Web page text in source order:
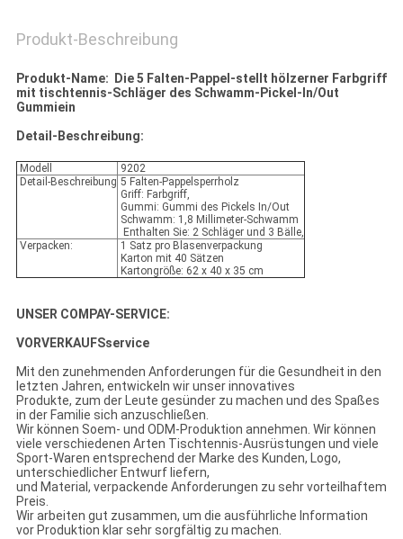
Produkt-Beschreibung
Produkt-Name: Die 5 Falten-Pappel-stellt hölzerner Farbgriff
mit tischtennis-Schläger des Schwamm-Pickel-In/Out
Gummiein
Detail-Beschreibung:
Modell
9202
Detail-Beschreibung 5 Falten-Pappelsperrholz
Griff: Farbgriff,
Gummi: Gummi des Pickels In/Out
Schwamm: 1,8 Millimeter-Schwamm
Enthalten Sie: 2 Schläger und 3 Bälle,
Verpacken:
1 Satz pro Blasenverpackung
Karton mit 40 Sätzen
Kartongröße: 62 x 40 x 35 cm
UNSER COMPAY-SERVICE:
VORVERKAUFSservice
Mit den zunehmenden Anforderungen für die Gesundheit in den
letzten Jahren, entwickeln wir unser innovatives
Produkte, zum der Leute gesünder zu machen und des Spaßes
in der Familie sich anzuschließen.
Wir können Soem- und ODM-Produktion annehmen. Wir können
viele verschiedenen Arten Tischtennis-Ausrüstungen und viele
Sport-Waren entsprechend der Marke des Kunden, Logo,
unterschiedlicher Entwurf liefern,
und Material, verpackende Anforderungen zu sehr vorteilhaftem
Preis.
Wir arbeiten gut zusammen, um die ausführliche Information
vor Produktion klar sehr sorgfältig zu machen.